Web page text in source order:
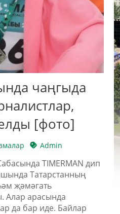
чаңгыда
[фото]
Admin
TIMERMAN дип
Татарстанның
җәмәгать
Алар арасында
да бар иде. Байлар